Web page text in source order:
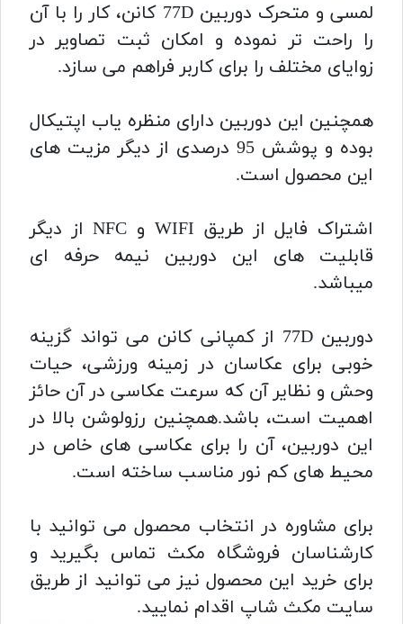
لمسی و متحرک دوربین 77D کانن، کار را با آن
را راحت تر نموده و امکان ثبت تصاویر در
زوایای مختلف را برای کاربر فراهم می سازد.
همچنین این دوربین دارای منظره یاب اپتیکال
بوده و پوشش 95 درصدی از دیگر مزیت های
این محصول است.
اشتراک فایل از طریق WIFI و NFC از دیگر
قابلیت های این دوربین نیمه حرفه ای
میباشد.
دوربین 77D از کمپانی کانن می تواند گزینه
خوبی برای عکاسان در زمینه ورزشی، حیات
وحش و نظایر آن که سرعت عکاسی در آن حائز
اهمیت است، باشد.همچنین رزولوشن بالا در
این دوربین، آن را برای عکاسی های خاص در
محیط های کم نور مناسب ساخته است.
برای مشاوره در انتخاب محصول می توانید با
کارشناسان فروشگاه مکث تماس بگیرید و
برای خرید این محصول نیز می توانید از طریق
سایت مکث شاپ اقدام نمایید.